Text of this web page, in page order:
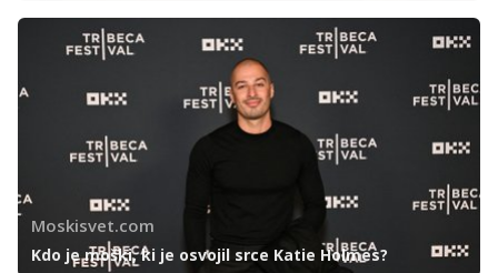
Moskisvet.com
Kdo je moški, ki je osvojil srce Katie Holmes?